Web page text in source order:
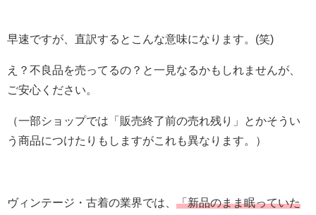
早速ですが、直訳するとこんな意味になります。(笑)
え？不良品を売ってるの？と一見なるかもしれませんが、
ご安心ください。
（一部ショップでは「販売終了前の売れ残り」とかそうい
う商品につけたりもしますがこれも異なります。）
ヴィンテージ・古着の業界では、 「新品のまま眠っていた